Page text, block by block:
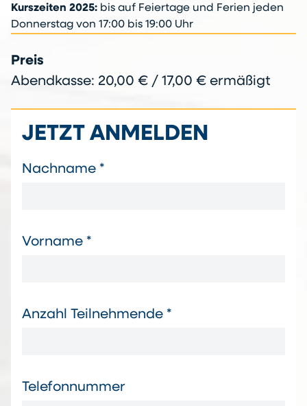
Kurszeiten 2025: bis auf Feiertage und Ferien jeden
Donnerstag von 17:00 bis 19:00 Uhr
Preis
Abendkasse: 20,00 € / 17,00 € ermäßigt
JETZT ANMELDEN
Nachname *
Vorname *
Anzahl Teilnehmende *
Telefonnummer